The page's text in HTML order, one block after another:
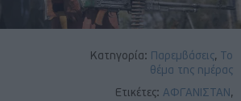
Κατηγορία: Παρεμβάσεις, Το
θέμα της ημέρας
Ετικέτες: ΑΦΓΑΝΙΣΤΑΝ,